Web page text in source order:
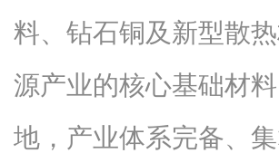
料、钻石铜及新型散
源产业的核心基础材
地，产业体系完备、